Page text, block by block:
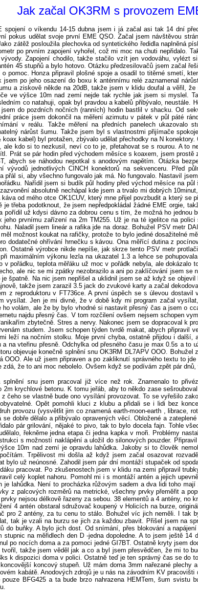
Jak začal OK3RM s provozem
spojení o víkendu 14-15 dubna jsem i já začal asi tak 14 dní
pokus udělat svoje první EME QSO. Začal jsem návštěvou
zátěž posloužila plechovka od syntetického ředidla naplněná
po prvním zapojení vyhořel, což mi moc na chuti nepřidalo.
Zapojení chodilo, takže stačilo vzít jen vodováhu, vylézt
45 stupňů a bylo hotovo. Otázku předzesilovačů jsem začal
pomoc. Honza připravil plošné spoje a osadil to titěrné smetí,
po jeho osazení do boxu k anténnímu relé zaznamenal
a ziskově někde na 20dB, takže jsem v klidu doufal a věřil,
ve výšce 10m nad zemí nejde tak rychle jak jsem si myslel.
co natahuji, opak byl pravdou a kabelů přibývalo, neustále.
do pozdních nočních (ranních) hodin bastlil v shacku. Od
práce jsem dokončil na měření azimutu v pátek v půl páté
v reálu. Takže měření na předních panelech ukazovalo
nárůst šumu. Takže jsem byl s vlastnostmi přijímače
kabel) byl protažen, zbývalo udělat přechodky na N
ale kdo si to nezkusil, neví co to je, přetahovat se s rourou. A to
Prát se pár hodin před východem měsíce s koaxem, jsem
abych se náhodou nepotkal s anodovým napětím. Otázka
vývodů jednotlivých CINCH konektorů na sekvenceru. Před
přál si, aby všechno fungovalo jak má. No fungovalo. Nastavil
Nařídil jsem si budík půl hodiny před východ měsíce na
absolutně nechápal kde jsem a trvalo mi dobrých
od mého otce OK1CUV, který mne přijel povzbudit a který se
třeba podotknout, že jsem nepředpokládal žádné EME orgie,
už kdysi dávno za dobrou cenu s tím, že možná ho jednou
jeho prvnímu zařízení na 2m TM255. Už je na té igelitce na
Naladil jsem lineár a rafika jde na doraz. Bohužel PSV metr
možnost koukat na rafičky, protože to bylo jediné dosažitelné
dodatečné ohřívání hrnečku s kávou. Ona měřící dutina z
Ostatně výrobce nikde nepíše, jak skrze tento PSV metr
maximálním výkonu lezla na ukazatel 1.3 a lehce se
v pořádku, teplota měřáku už moc v pořádk nebyla, ale dokázalo
ale nic se mi zpátky nezobrazilo a ani po zaklíčování jsem
špatně. Na nic jsem nepřišel a uklidnil jsem se až když se
takže jsem zarazil 3.5 jack do zvukové karty a začal
z reproduktoru v FT736ce. A první úspěch se s úlevou
vysílat. Jen je mi divné, že v době kdy mi program začal
volám, ale že by bylo vhodné si nastavit přesný čas a jsem o
najdu přesný čas. V tom rozčilení ovšem nejsem schopen
zbytečně. Stres a nervy. Nakonec jsem se dopracoval k
studem. Jsem schopen týden tvrdě makat, abych připravil
leží na nočním stolku. Moje první chyba, ostatně přijdou i další,
a na vteřinu přesně. Odchylka od přesného času je max 0.5s a to
objevuje konečně splnění snu OK3RM DL7APV OOO.
Ale už jsem připraven a po zakliknutí správného textu to
že to ani moc nebolelo. Ovšem když se podívám zpět pár
snu jsem pracoval již více než rok. Znamenalo to
krychlové betonu. K tomu jeřáb, aby to někdo zase
čeho se vlastně bude ono vysílání provozovat. To se vyřešilo
Opět pomohli kluci z klubu a přidali se i lidi bez
provozu (vysvětlit jim co znamená earth-moon-earth , librace,
dobře dělalo a přibývalo opravených věcí. Obložené a
pár grilování, nějaké to pivo, tak to bylo docela fajn. Tohle
řekněme jedna etapa či jedna kapka v moři. Problémy
s možností naklápění a uložil do silonových pouzder.
10m nad zemí je opravdu lahůdka. Jakoby si to člověk
Trpělivost mi došla až když jsem začal osazovat
bylo už neúnosné. Zahodil jsem pár dní montáží stupaček od
pracovat. Po zkušenostech jsem v klidu na zemi připravil
celý koplet nahoru. Pomohl mi i s montáží antén a jejich
lahůdka. Není to procházka růžovým sadem a dva lidi toho
z palcových rozměrů na metrické, všechny prvky přeměřit a
nejsou délkově řazeny za sebou. 38 elementů a 4 antény, no
4 antén obstaral sdružovač koupený v Holicích na burze,
pro 2 antény, za tu cenu to stálo. Bohužel víc jich neměli. I tak
tak je vzali na burzu se jich za každou zbavit. Přišel jsem na
do buňky. A bylo jich dost. Od snímání, přes blokování a
na měřidlech den D -jedna dopoledne. A to jsem ještě
po nocích doma a za pomoci jedné GI7BT. Ostatně kryty jsem
takže jsem věděl jak a co a byl jsem přesvědčen, že mi to
k dispozici doma v polici. Ostatně teď je ten správný čas se do
koncový stupeň. Už mám doma 3mm nařezané plechy
kabátě. Anodových zdrojů je u nás na závodním KV
BFG425 a ta bude brzo nahrazena HEMTem, šum svistu